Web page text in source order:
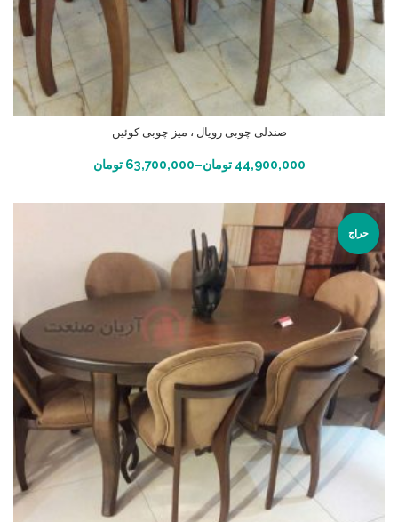
صندلی چوبی رویال ، میز چوبی کوئین
44,900,000 تومان–
63,700,000 تومان انتخاب گزینه ها
حراج